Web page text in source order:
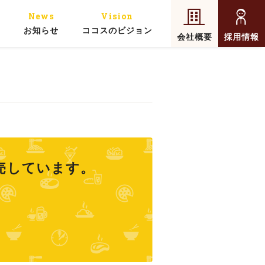
News
お知らせ
Vision
ココスのビジョン
会社概要 採用情報
しています。